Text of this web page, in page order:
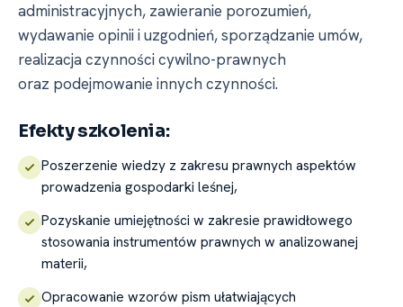
administracyjnych, zawieranie porozumień,
wydawanie opinii i uzgodnień, sporządzanie umów,
realizacja czynności cywilno-prawnych
oraz podejmowanie innych czynności.
Efekty szkolenia:
Poszerzenie wiedzy z zakresu prawnych aspektów
prowadzenia gospodarki leśnej,
Pozyskanie umiejętności w zakresie prawidłowego
stosowania instrumentów prawnych w analizowanej
materii,
Opracowanie wzorów pism ułatwiających